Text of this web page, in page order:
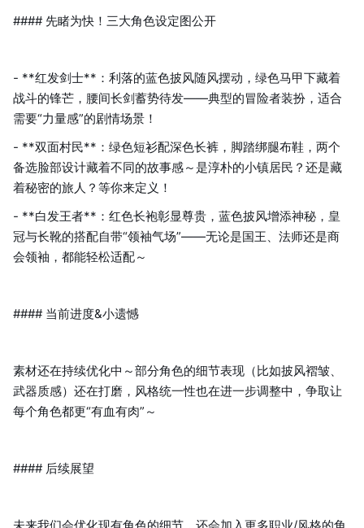
#### 先睹为快！三大角色设定图公开
- **红发剑士**：利落的蓝色披风随风摆动，绿色马甲下藏着
战斗的锋芒，腰间长剑蓄势待发——典型的冒险者装扮，适合
需要“力量感”的剧情场景！
- **双面村民**：绿色短衫配深色长裤，脚踏绑腿布鞋，两个
备选脸部设计藏着不同的故事感～是淳朴的小镇居民？还是藏
着秘密的旅人？等你来定义！
- **白发王者**：红色长袍彰显尊贵，蓝色披风增添神秘，皇
冠与长靴的搭配自带“领袖气场”——无论是国王、法师还是商
会领袖，都能轻松适配～
#### 当前进度&小遗憾
素材还在持续优化中～部分角色的细节表现（比如披风褶皱、
武器质感）还在打磨，风格统一性也在进一步调整中，争取让
每个角色都更“有血有肉”～
#### 后续展望